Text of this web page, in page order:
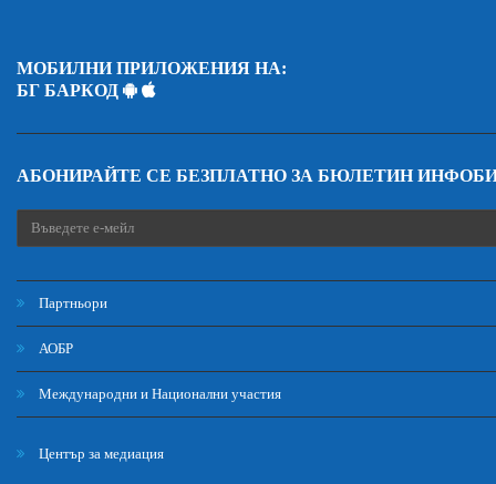
МОБИЛНИ ПРИЛОЖЕНИЯ НА:
БГ БАРКОД
АБОНИРАЙТЕ СЕ БЕЗПЛАТНО ЗА БЮЛЕТИН
Партньори
АОБР
Международни и Национални участия
Център за медиация